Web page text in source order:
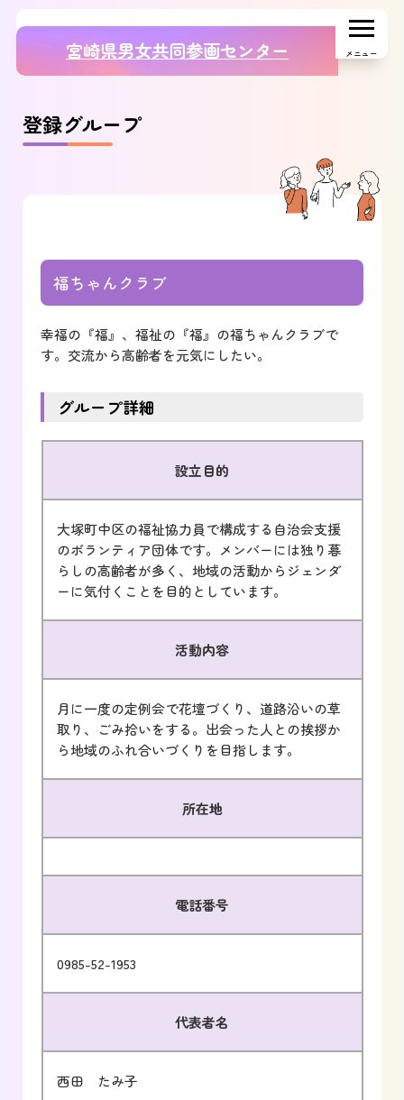
宮崎県男女共同参画センター メニュー
登録グループ
福ちゃんクラブ
幸福の『福』、福祉の『福』の福ちゃんクラブで
す。交流から高齢者を元気にしたい。
グループ詳細
設立目的
大塚町中区の福祉協力員で構成する自治会支援
のボランティア団体です。メンバーには独り暮
らしの高齢者が多く、地域の活動からジェンダ
ーに気付くことを目的としています。
活動内容
月に一度の定例会で花壇づくり、道路沿いの草
取り、ごみ拾いをする。出会った人との挨拶か
ら地域のふれ合いづくりを目指します。
所在地
電話番号
0985-52-1953
代表者名
西田 たみ子